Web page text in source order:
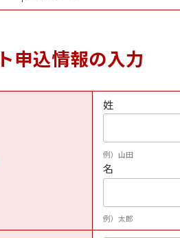
申込情報の入力
姓
例）山田
名
例）太郎